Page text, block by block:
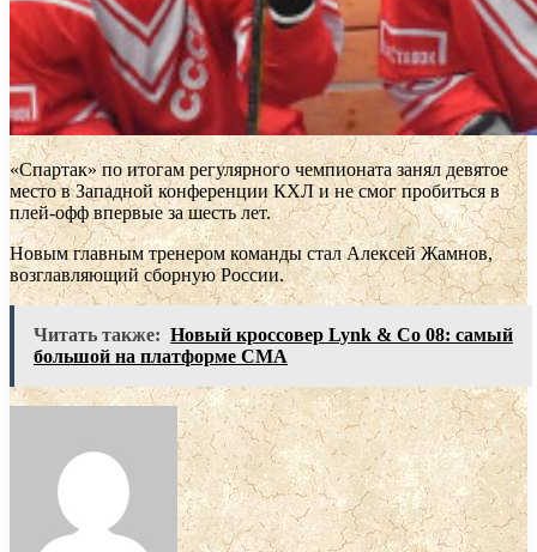
«Спартак» по итогам регулярного чемпионата занял девятое
место в Западной конференции КХЛ и не смог пробиться в
плей-офф впервые за шесть лет.
Новым главным тренером команды стал Алексей Жамнов,
возглавляющий сборную России.
Читать также: Новый кроссовер Lynk & Co 08: самый
большой на платформе CMA